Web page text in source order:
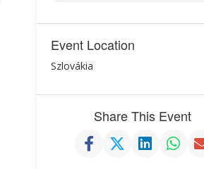
Event Location
Szlovákia
Share This Event